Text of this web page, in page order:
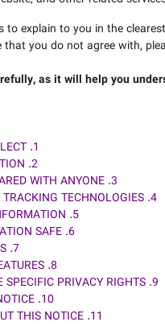
to explain to you in the
you do not agree with,
as it will help you
1. WHAT INFORMATION DO WE COLLECT?
2. HOW DO WE USE YOUR INFORMATION?
3. WILL YOUR INFORMATION BE SHARED WITH ANYONE?
4. DO WE USE COOKIES AND OTHER TRACKING TECHNOLOGIES?
5. HOW LONG DO WE KEEP YOUR INFORMATION?
6. HOW DO WE KEEP YOUR INFORMATION SAFE?
7. WHAT ARE YOUR PRIVACY RIGHTS?
8. CONTROLS FOR DO-NOT-TRACK FEATURES
9. DO CALIFORNIA RESIDENTS HAVE SPECIFIC PRIVACY RIGHTS?
10. DO WE MAKE UPDATES TO THIS NOTICE?
11. HOW CAN YOU CONTACT US ABOUT THIS NOTICE?